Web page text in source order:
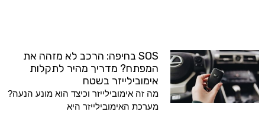
SOS בחיפה: הרכב לא מזהה את
המפתח? מדריך מהיר לתקלות
אימובילייזר בשטח
מה זה אימובילייזר וכיצד הוא מונע הנעה?
מערכת האימובילייזר היא